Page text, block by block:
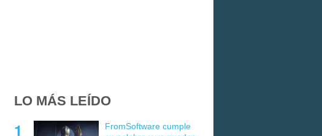
LO MÁS LEÍDO
FromSoftware cumple